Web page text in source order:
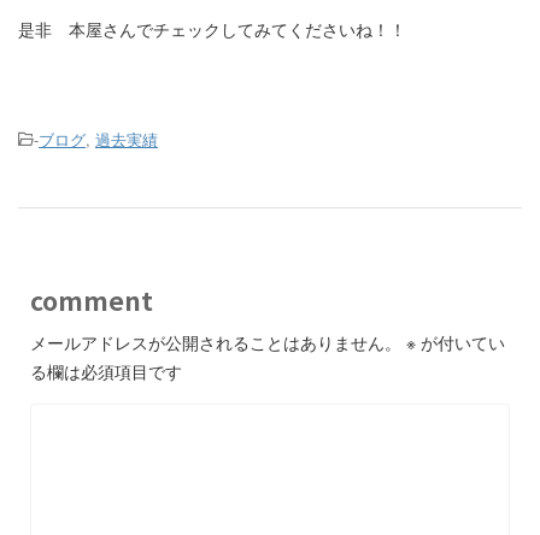
是非 本屋さんでチェックしてみてくださいね！！
-ブログ, 過去実績
comment
メールアドレスが公開されることはありません。 ※ が付いてい
る欄は必須項目です